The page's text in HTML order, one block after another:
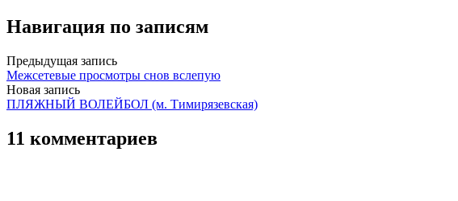
Навигация по записям
Предыдущая запись
Межсетевые просмотры снов вслепую
Новая запись
ПЛЯЖНЫЙ ВОЛЕЙБОЛ (м. Тимирязевская)
11 комментариев